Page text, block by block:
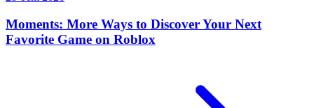
Moments: More Ways to Discover Your Next
Favorite Game on Roblox